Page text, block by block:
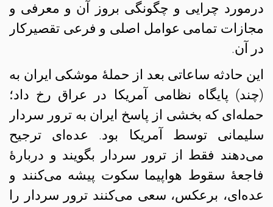
درمورد چرایی و چگونگی بروز آن و معرفی و
مجازات تمامی عوامل اصلی و فرعی تقصیرکار
در آن.
این حادثه ساعاتی بعد از حملهٔ موشکی ایران به
(چند) پایگاه نظامی آمریکا در عراق رخ داد؛
حمله‌ای که بخشی از پاسخ ایران به ترور سردار
سلیمانی توسط آمریکا بود. عده‌ای ترجیح
می‌دهند فقط از ترور سردار بگویند و دربارهٔ
فاجعهٔ سقوط هواپیما سکوت پیشه می‌کنند و
عده‌ای، برعکس، سعی می‌کنند ترور سردار را